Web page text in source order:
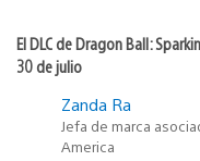
El DLC de Dragon Ball:
30 de julio
Zanda Ra
Jefa de marca
America